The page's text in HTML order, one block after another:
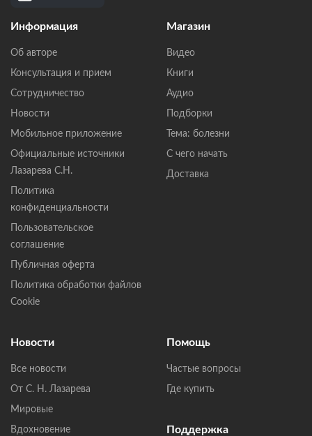
Информация
Об авторе
Консультация и прием
Сотрудничество
Новости
Мобильное приложение
Официальные источники
Лазарева С.Н.
Политика
конфиденциальности
Пользовательское
соглашение
Публичная оферта
Политика обработки файлов
Cookie
Магазин
Видео
Книги
Аудио
Подборки
Тема: болезни
С чего начать
Доставка
Новости
Все новости
От С. Н. Лазарева
Мировые
Вдохновение
Помощь
Частые вопросы
Где купить
Поддержка